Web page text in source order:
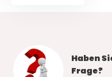
Haben
Frage?